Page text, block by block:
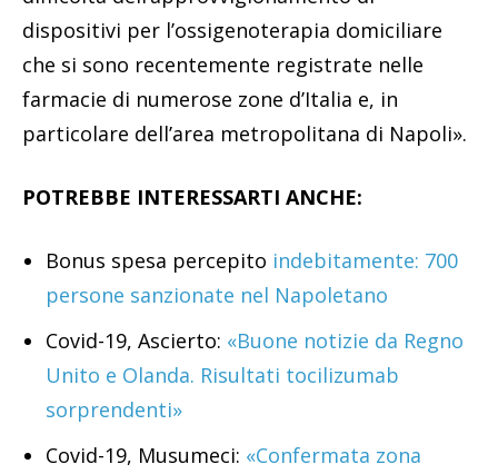
dispositivi per l’ossigenoterapia domiciliare
che si sono recentemente registrate nelle
farmacie di numerose zone d’Italia e, in
particolare dell’area metropolitana di Napoli».
POTREBBE INTERESSARTI ANCHE:
Bonus spesa percepito indebitamente: 700
persone sanzionate nel Napoletano
Covid-19, Ascierto: «Buone notizie da Regno
Unito e Olanda. Risultati tocilizumab
sorprendenti»
Covid-19, Musumeci: «Confermata zona